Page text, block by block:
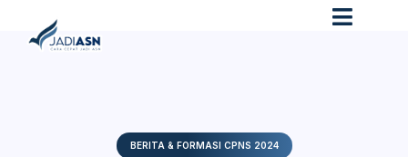
BERITA & FORMASI CPNS 2024